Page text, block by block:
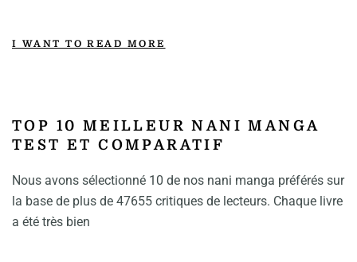
I WANT TO READ MORE
TOP 10 MEILLEUR NANI MANGA
TEST ET COMPARATIF
Nous avons sélectionné 10 de nos nani manga préférés sur
la base de plus de 47655 critiques de lecteurs. Chaque livre
a été très bien